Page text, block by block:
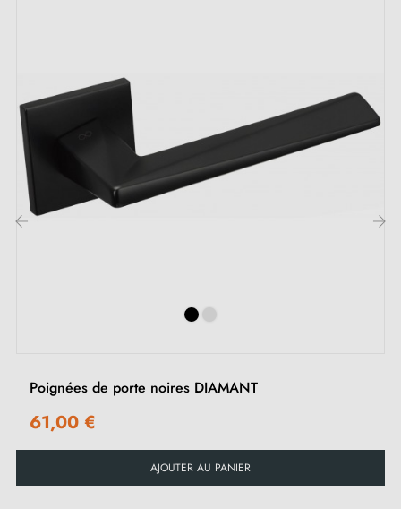
Poignées de porte noires DIAMANT
61,00 €
AJOUTER AU PANIER